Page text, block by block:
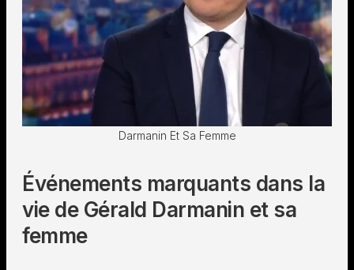
Darmanin Et Sa Femme
Événements marquants dans la
vie de Gérald Darmanin et sa
femme